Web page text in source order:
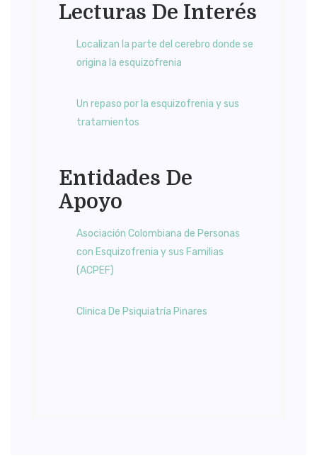
Lecturas De Interés
Localizan la parte del cerebro donde se
origina la esquizofrenia
Un repaso por la esquizofrenia y sus
tratamientos
Entidades De
Apoyo
Asociación Colombiana de Personas
con Esquizofrenia y sus Familias
(ACPEF)
Clinica De Psiquiatría Pinares